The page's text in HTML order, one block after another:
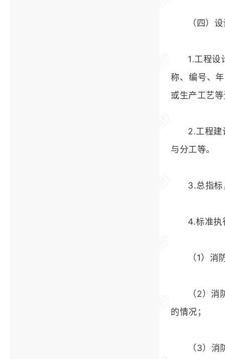
（四）
1.工程设
称、编号、
或生产工艺
2.工程建
与分工等。
3.总指标
4.标准执
（1）
（2）
的情况；
（3）